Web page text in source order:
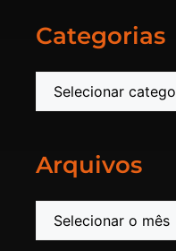
Categorias
Arquivos